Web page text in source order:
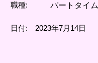
職種: パートタイム
日付: 2023年7月14日